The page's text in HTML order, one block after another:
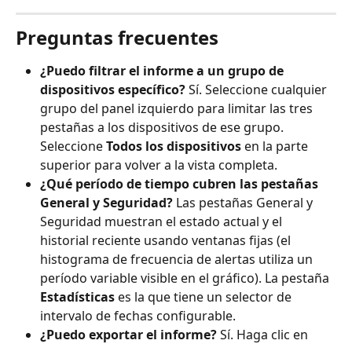
Preguntas frecuentes
¿Puedo filtrar el informe a un grupo de
dispositivos específico? Sí. Seleccione cualquier
grupo del panel izquierdo para limitar las tres
pestañas a los dispositivos de ese grupo.
Seleccione Todos los dispositivos en la parte
superior para volver a la vista completa.
¿Qué período de tiempo cubren las pestañas
General y Seguridad? Las pestañas General y
Seguridad muestran el estado actual y el
historial reciente usando ventanas fijas (el
histograma de frecuencia de alertas utiliza un
período variable visible en el gráfico). La pestaña
Estadísticas es la que tiene un selector de
intervalo de fechas configurable.
¿Puedo exportar el informe? Sí. Haga clic en